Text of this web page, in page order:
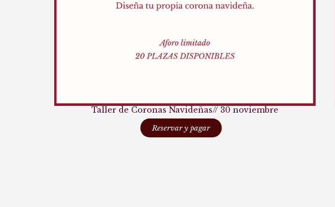
Taller de Coronas Navideñas// 30 noviembre
Reservar y pagar